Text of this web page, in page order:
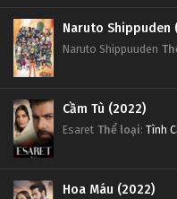
Naruto Shippuden
Naruto Shippuuden
Cầm Tù (2022)
Esaret Thể loại: Tình
Hoa Máu (2022)